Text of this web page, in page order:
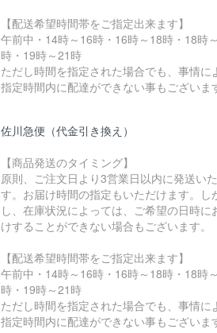
【配送希望時間帯をご指定出来ます】
午前中・14時～16時・16時～18時・18時
時・19時～21時
ただし時間を指定された場合でも、事情に
指定時間内に配達ができない事もございま
佐川急便（代金引き換え）
【商品発送のタイミング】
原則、ご注文日より3営業日以内に発送い
す。お届け時間の指定もいただけます。し
し、在庫状況によっては、ご希望の日時に
けすることができない場合もございます。
【配送希望時間帯をご指定出来ます】
午前中・14時～16時・16時～18時・18時
時・19時～21時
ただし時間を指定された場合でも、事情に
指定時間内に配達ができない事もございま